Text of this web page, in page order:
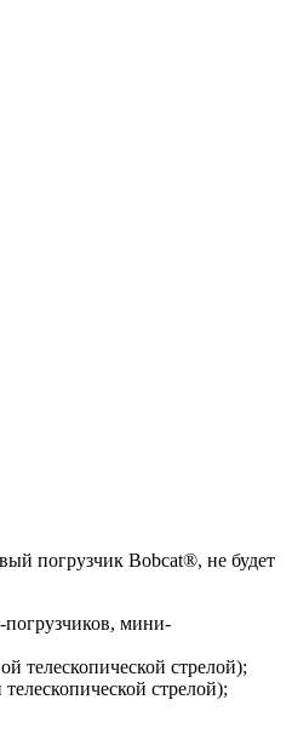
погрузчик Bobcat®, не будет
погрузчиков, мини-
телескопической стрелой);
стрелой);